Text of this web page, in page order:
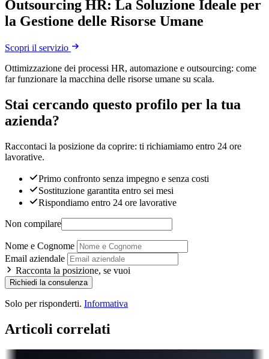
Outsourcing HR: La Soluzione Ideale per
la Gestione delle Risorse Umane
Scopri il servizio
Ottimizzazione dei processi HR, automazione e outsourcing: come
far funzionare la macchina delle risorse umane su scala.
Stai cercando questo profilo per la tua
azienda?
Raccontaci la posizione da coprire: ti richiamiamo entro 24 ore
lavorative.
Primo confronto senza impegno e senza costi
Sostituzione garantita entro sei mesi
Rispondiamo entro 24 ore lavorative
Non compilare
Nome e Cognome
Email aziendale
Racconta la posizione, se vuoi
Richiedi la consulenza
Solo per risponderti. Informativa
Articoli correlati